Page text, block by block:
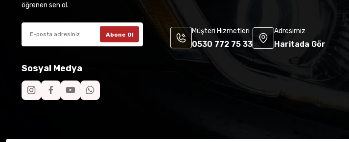
öğrenen sen ol.
Abone Ol
Sosyal Medya
Müşteri Hizmetleri
0530 772 75 33
Adresimiz
Haritada Gör